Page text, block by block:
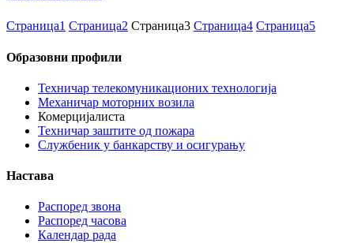
Страница1 Страница2 Страница3 Страница4 Страница5
Образовни профили
Техничар телекомуникационих технологија
Механичар моторних возила
Комерцијалиста
Техничар заштите од пожара
Службеник у банкарству и осигурању
Настава
Распоред звона
Распоред часова
Календар рада